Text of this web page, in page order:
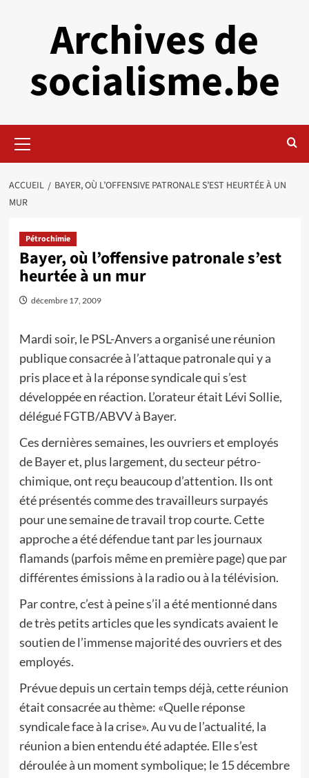
Archives de
socialisme.be
principal
ACCUEIL
BAYER, OÙ L’OFFENSIVE PATRONALE S’EST HEURTÉE À UN
MUR
Pétrochimie
Bayer, où l’offensive patronale s’est
heurtée à un mur
décembre 17, 2009
Mardi soir, le PSL-Anvers a organisé une réunion
publique consacrée à l’attaque patronale qui y a
pris place et à la réponse syndicale qui s’est
développée en réaction. L’orateur était Lévi Sollie,
délégué FGTB/ABVV à Bayer.
Ces dernières semaines, les ouvriers et employés
de Bayer et, plus largement, du secteur pétro-
chimique, ont reçu beaucoup d’attention. Ils ont
été présentés comme des travailleurs surpayés
pour une semaine de travail trop courte. Cette
approche a été défendue tant par les journaux
flamands (parfois même en première page) que par
différentes émissions à la radio ou à la télévision.
Par contre, c’est à peine s’il a été mentionné dans
de très petits articles que les syndicats avaient le
soutien de l’immense majorité des ouvriers et des
employés.
Prévue depuis un certain temps déjà, cette réunion
était consacrée au thème: «Quelle réponse
syndicale face à la crise». Au vu de l’actualité, la
réunion a bien entendu été adaptée. Elle s’est
déroulée à un moment symbolique; le 15 décembre